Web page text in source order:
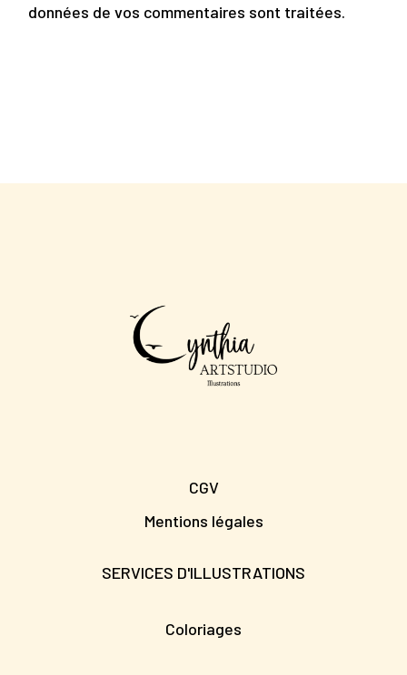
données de vos commentaires sont traitées.
CGV
Mentions légales
SERVICES D'ILLUSTRATIONS
Coloriages